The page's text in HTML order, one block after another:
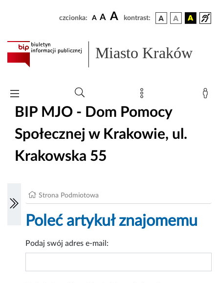
czcionka: A A A kontrast:
Miasto Kraków
BIP MJO - Dom Pomocy
Społecznej w Krakowie, ul.
Krakowska 55
Strona Podmiotowa
Poleć artykuł znajomemu
Podaj swój adres e-mail: